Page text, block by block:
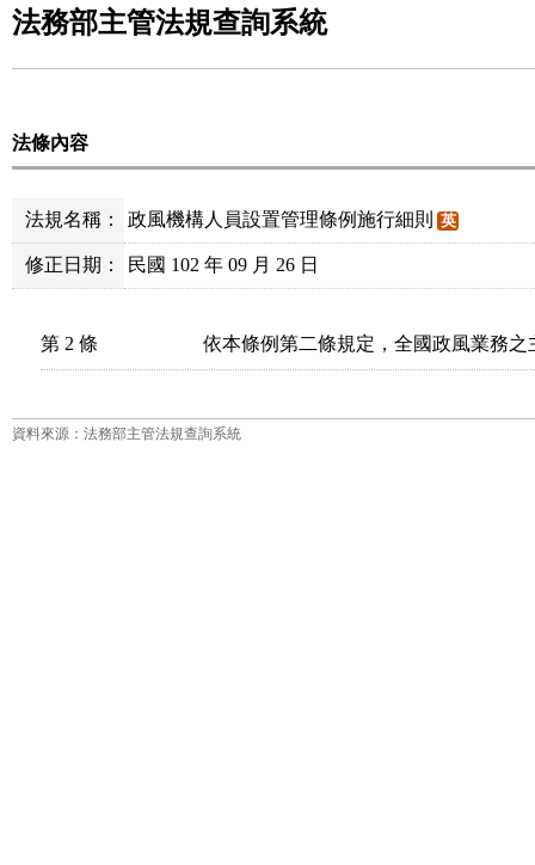
法務部主管法規查詢系統
法條內容
法規名稱： 政風機構人員設置管理條例施行細則 英
修正日期： 民國 102 年 09 月 26 日
第 2 條 依本條例第二條規定，全國政風業務之
資料來源：法務部主管法規查詢系統